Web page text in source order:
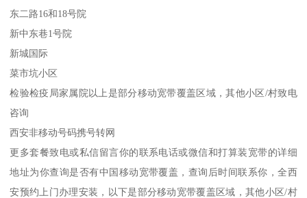
东二路16和18号院
新中东巷1号院
新城国际
菜市坑小区
检验检疫局家属院以上是部分移动宽带覆盖区域，其他小区/村致电
咨询
西安非移动号码携号转网
更多套餐致电或私信留言你的联系电话或微信和打算装宽带的详细
地址为你查询是否有中国移动宽带覆盖，查询后时间联系你，全西
安预约上门办理安装，以下是部分移动宽带覆盖区域，其他小区/村